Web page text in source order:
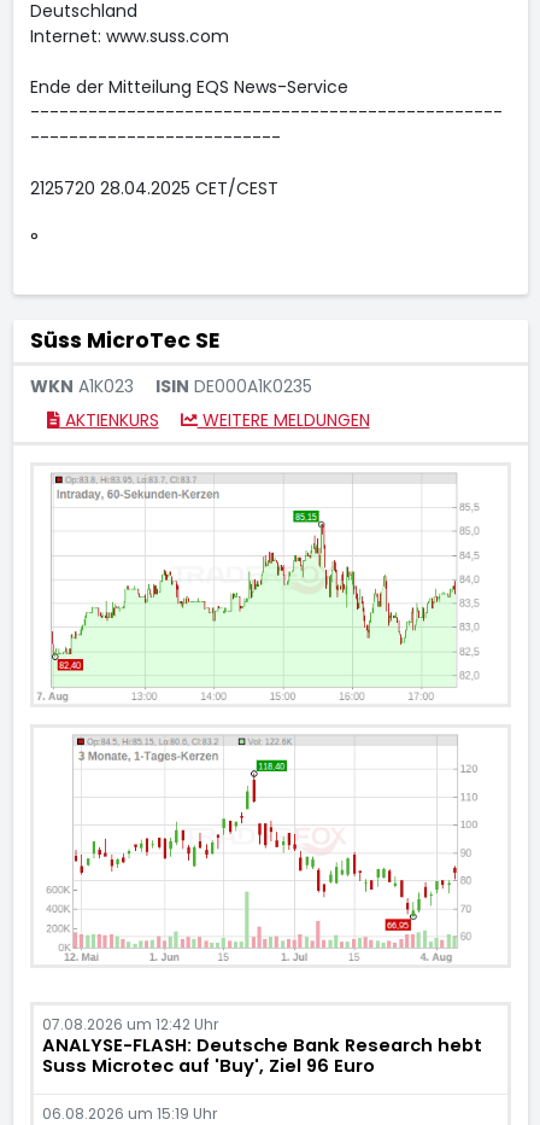
Deutschland
Internet: www.suss.com
Ende der Mitteilung EQS News-Service
-------------------------------------------------
--------------------------
2125720 28.04.2025 CET/CEST
°
Süss MicroTec SE
WKN A1K023 ISIN DE000A1K0235
AKTIENKURS
WEITERE MELDUNGEN
07.08.2026 um 12:42 Uhr
ANALYSE-FLASH: Deutsche Bank Research hebt
Suss Microtec auf 'Buy', Ziel 96 Euro
06.08.2026 um 15:19 Uhr